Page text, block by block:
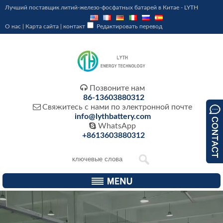
Лучший поставщик литий-железо-фосфатных батарей в Китае - LYTH
О нас Карта сайта контакт Редактировать перевод
 Позвоните нам
86-13603880312
 Свяжитесь с нами по электронной почте
info@lythbattery.com
 WhatsApp
+8613603880312